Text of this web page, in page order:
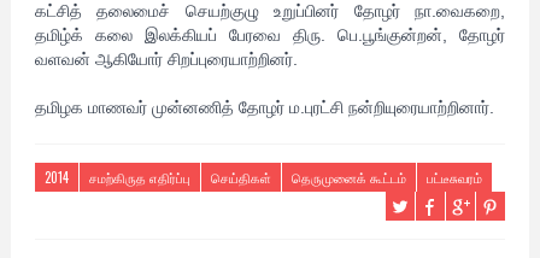
கட்சித் தலைமைச் செயற்குழு உறுப்பினர் தோழர் நா.வைகறை,
தமிழ்க் கலை இலக்கியப் பேரவை திரு. பெ.பூங்குன்றன், தோழர்
வளவன் ஆகியோர் சிறப்புரையாற்றினர்.
தமிழக மாணவர் முன்னணித் தோழர் ம.புரட்சி நன்றியுரையாற்றினார்.
2014 சமற்கிருத எதிர்ப்பு செய்திகள் தெருமுனைக் கூட்டம் பட்டீசுவரம்